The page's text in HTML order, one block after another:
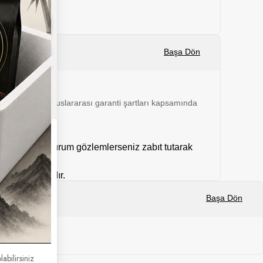
Başa Dön
ay boyunca uluslararası garanti şartları kapsamında
dışı bir durum gözlemlerseniz zabıt tutarak
Başa Dön